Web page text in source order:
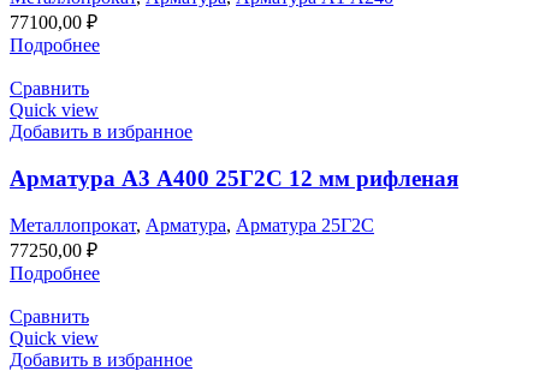
77100,00 ₽
Подробнее
Сравнить
Quick view
Добавить в избранное
Арматура А3 А400 25Г2С 12 мм рифленая
Металлопрокат, Арматура, Арматура 25Г2С
77250,00 ₽
Подробнее
Сравнить
Quick view
Добавить в избранное